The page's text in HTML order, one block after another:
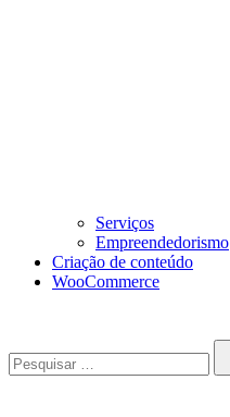
Serviços
Empreendedorismo
Criação de conteúdo
WooCommerce